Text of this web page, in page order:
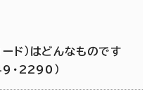
ド）はどんなものです
2290）